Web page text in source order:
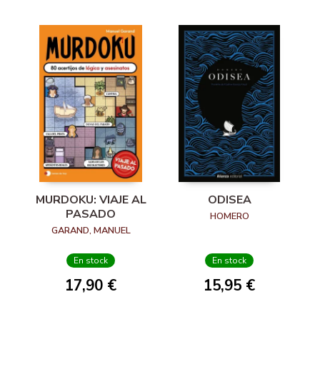
MURDOKU: VIAJE AL
PASADO
GARAND, MANUEL
En stock
17,90 €
ODISEA
HOMERO
En stock
15,95 €